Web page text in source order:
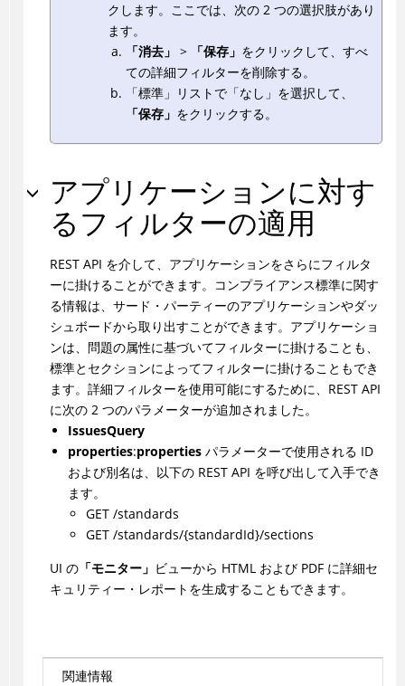
クします。ここでは、次の 2 つの選択肢があり
ます。
「消去」 > 「保存」 をクリックして、すべ
ての詳細フィルターを削除する。
「標準」リストで「なし」を選択して、
「保存」 をクリックする。
アプリケーションに対す
るフィルターの適用
REST API を介して、アプリケーションをさらにフィルタ
ーに掛けることができます。コンプライアンス標準に関す
る情報は、サード・パーティーのアプリケーションやダッ
シュボードから取り出すことができます。アプリケーショ
ンは、問題の属性に基づいてフィルターに掛けることも、
標準とセクションによってフィルターに掛けることもでき
ます。詳細フィルターを使用可能にするために、REST API
に次の 2 つのパラメーターが追加されました。
IssuesQuery
properties:propertiesパラメーターで使用される ID
および別名は、以下の REST API を呼び出して入手でき
ます。
GET /standards
GET /standards/{standardId}/sections
UI の「モニター」 ビューから HTML および PDF に詳細セ
キュリティー・レポートを生成することもできます。
関連情報